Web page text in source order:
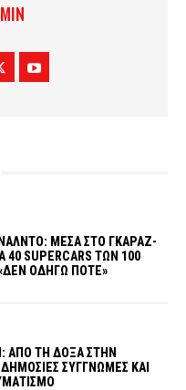
ΜΕΣΑ ΣΤΟ ΓΚΑΡΑΖ-
SUPERCARS ΤΩΝ 100
ΟΔΗΓΩ ΠΟΤΕ»
ΑΠΟ ΤΗ ΔΟΞΑ ΣΤΗΝ
ΣΥΓΓΝΩΜΕΣ ΚΑΙ